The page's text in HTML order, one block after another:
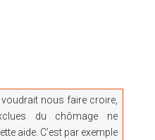
voudrait nous faire croire,
du chômage ne
aide. C’est par exemple